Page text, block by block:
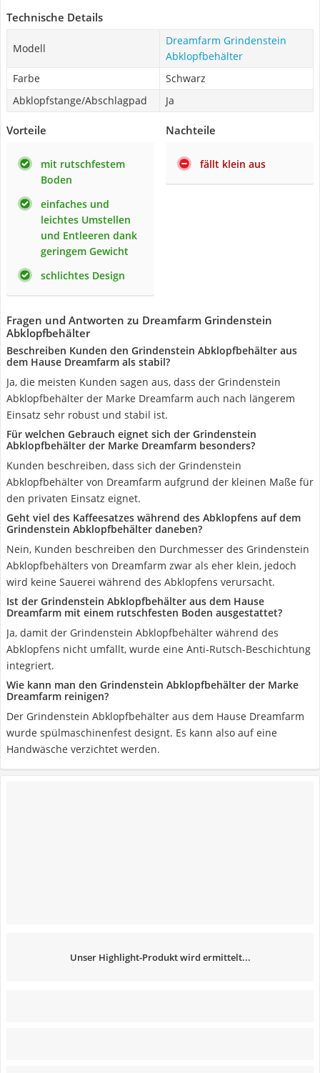
Technische Details
Modell
Dreamfarm Grindenstein
Abklopfbehälter
Farbe
Schwarz
Abklopfstange/Abschlagpad
Ja
Vorteile
mit rutschfestem
Boden
einfaches und
leichtes Umstellen
und Entleeren dank
geringem Gewicht
schlichtes Design
Nachteile
fällt klein aus
Fragen und Antworten zu Dreamfarm Grindenstein
Abklopfbehälter
Beschreiben Kunden den Grindenstein Abklopfbehälter aus
dem Hause Dreamfarm als stabil?
Ja, die meisten Kunden sagen aus, dass der Grindenstein
Abklopfbehälter der Marke Dreamfarm auch nach längerem
Einsatz sehr robust und stabil ist.
Für welchen Gebrauch eignet sich der Grindenstein
Abklopfbehälter der Marke Dreamfarm besonders?
Kunden beschreiben, dass sich der Grindenstein
Abklopfbehälter von Dreamfarm aufgrund der kleinen Maße für
den privaten Einsatz eignet.
Geht viel des Kaffeesatzes während des Abklopfens auf dem
Grindenstein Abklopfbehälter daneben?
Nein, Kunden beschreiben den Durchmesser des Grindenstein
Abklopfbehälters von Dreamfarm zwar als eher klein, jedoch
wird keine Sauerei während des Abklopfens verursacht.
Ist der Grindenstein Abklopfbehälter aus dem Hause
Dreamfarm mit einem rutschfesten Boden ausgestattet?
Ja, damit der Grindenstein Abklopfbehälter während des
Abklopfens nicht umfällt, wurde eine Anti-Rutsch-Beschichtung
integriert.
Wie kann man den Grindenstein Abklopfbehälter der Marke
Dreamfarm reinigen?
Der Grindenstein Abklopfbehälter aus dem Hause Dreamfarm
wurde spülmaschinenfest designt. Es kann also auf eine
Handwäsche verzichtet werden.
Unser Highlight-Produkt wird ermittelt...